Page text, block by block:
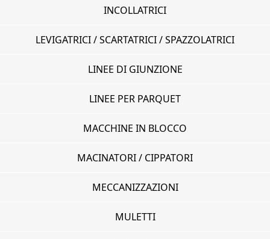
INCOLLATRICI
LEVIGATRICI / SCARTATRICI / SPAZZOLATRICI
LINEE DI GIUNZIONE
LINEE PER PARQUET
MACCHINE IN BLOCCO
MACINATORI / CIPPATORI
MECCANIZZAZIONI
MULETTI